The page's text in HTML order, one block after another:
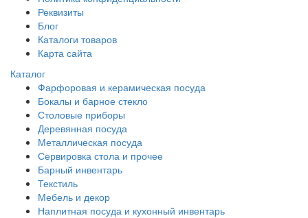
Реквизиты
Блог
Каталоги товаров
Карта сайта
Каталог
Фарфоровая и керамическая посуда
Бокалы и барное стекло
Столовые приборы
Деревянная посуда
Металлическая посуда
Сервировка стола и прочее
Барный инвентарь
Текстиль
Мебель и декор
Наплитная посуда и кухонный инвентарь